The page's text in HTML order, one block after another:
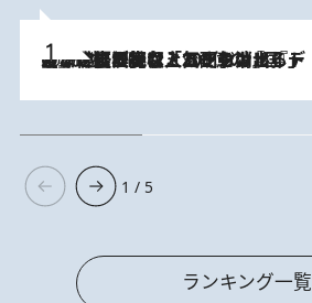
2026.8.5
【なぜ吉沢亮は「気配を消せる」のか？】興行収入208億の『国宝』を経て挑むミュージカル『ディア・エヴァン・ハンセン』。トップ俳優が舞台上でさらけ出した“孤独”とは
1 / 5
ランキング一覧